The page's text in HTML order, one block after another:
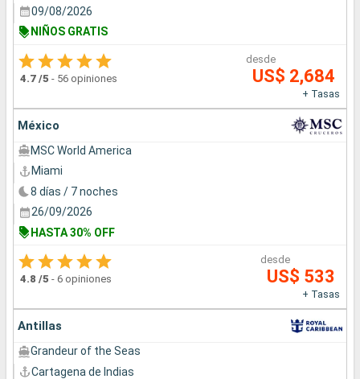
09/08/2026
NIÑOS GRATIS
4.7 /5 - 56 opiniones
desde
US$ 2,684
+ Tasas
México
MSC World America
Miami
8 días / 7 noches
26/09/2026
HASTA 30% OFF
4.8 /5 - 6 opiniones
desde
US$ 533
+ Tasas
Antillas
Grandeur of the Seas
Cartagena de Indias